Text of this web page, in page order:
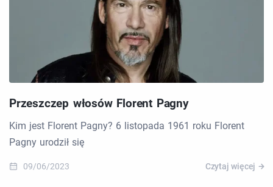
Przeszczep włosów Florent Pagny
Kim jest Florent Pagny? 6 listopada 1961 roku Florent
Pagny urodził się
09/06/2023 Czytaj więcej